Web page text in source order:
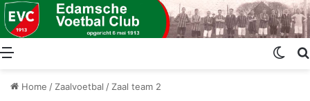
Menu
Home /Zaalvoetbal /Zaal team 2